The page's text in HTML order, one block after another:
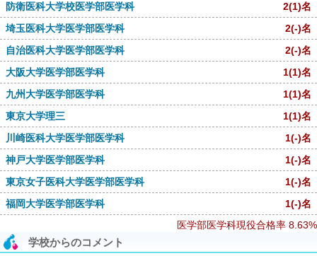
防衛医科大学校医学部医学科
2(1)名
埼玉医科大学医学部医学科
2(-)名
自治医科大学医学部医学科
2(-)名
大阪大学医学部医学科
1(1)名
九州大学医学部医学科
1(1)名
東京大学理三
1(1)名
川崎医科大学医学部医学科
1(-)名
神戸大学医学部医学科
1(-)名
東京女子医科大学医学部医学科
1(-)名
福岡大学医学部医学科
1(-)名
医学部医学科現役合格率 8.63%
学校からのコメント